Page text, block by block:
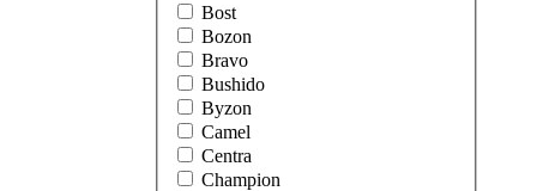
Bost
Bozon
Bravo
Bushido
Byzon
Camel
Centra
Champion